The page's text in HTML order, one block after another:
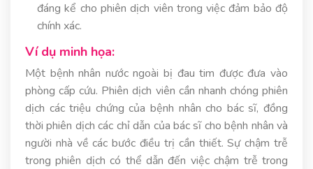
đáng kể cho phiên dịch viên trong việc đảm bảo độ
chính xác.
Ví dụ minh họa:
Một bệnh nhân nước ngoài bị đau tim được đưa vào
phòng cấp cứu. Phiên dịch viên cần nhanh chóng phiên
dịch các triệu chứng của bệnh nhân cho bác sĩ, đồng
thời phiên dịch các chỉ dẫn của bác sĩ cho bệnh nhân và
người nhà về các bước điều trị cần thiết. Sự chậm trễ
trong phiên dịch có thể dẫn đến việc chậm trễ trong